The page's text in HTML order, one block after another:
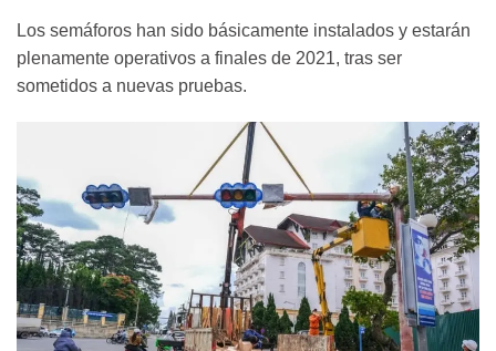
Los semáforos han sido básicamente instalados y estarán
plenamente operativos a finales de 2021, tras ser
sometidos a nuevas pruebas.